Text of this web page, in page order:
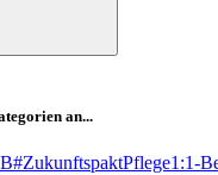
an...
#ZukunftspaktPflege1:1-